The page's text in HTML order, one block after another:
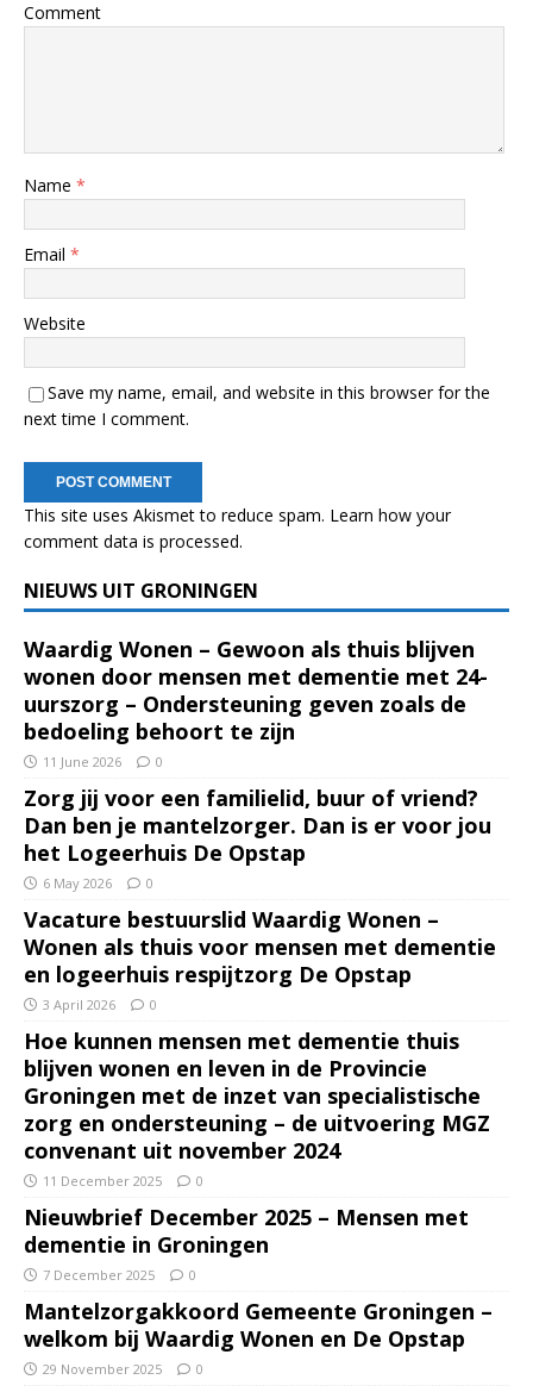
Comment
Name *
Email *
Website
Save my name, email, and website in this browser for the
next time I comment.
This site uses Akismet to reduce spam. Learn how your
comment data is processed.
NIEUWS UIT GRONINGEN
Waardig Wonen – Gewoon als thuis blijven
wonen door mensen met dementie met 24-
uurszorg – Ondersteuning geven zoals de
bedoeling behoort te zijn
11 June 2026 0
Zorg jij voor een familielid, buur of vriend?
Dan ben je mantelzorger. Dan is er voor jou
het Logeerhuis De Opstap
6 May 2026 0
Vacature bestuurslid Waardig Wonen –
Wonen als thuis voor mensen met dementie
en logeerhuis respijtzorg De Opstap
3 April 2026 0
Hoe kunnen mensen met dementie thuis
blijven wonen en leven in de Provincie
Groningen met de inzet van specialistische
zorg en ondersteuning – de uitvoering MGZ
convenant uit november 2024
11 December 2025 0
Nieuwbrief December 2025 – Mensen met
dementie in Groningen
7 December 2025 0
Mantelzorgakkoord Gemeente Groningen –
welkom bij Waardig Wonen en De Opstap
29 November 2025 0